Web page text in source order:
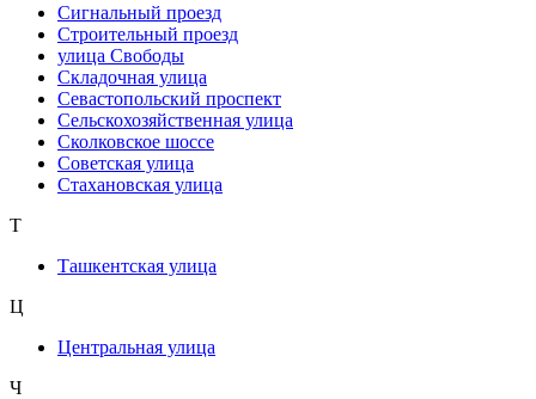
Сигнальный проезд
Строительный проезд
улица Свободы
Складочная улица
Севастопольский проспект
Сельскохозяйственная улица
Сколковское шоссе
Советская улица
Стахановская улица
Т
Ташкентская улица
Ц
Центральная улица
Ч